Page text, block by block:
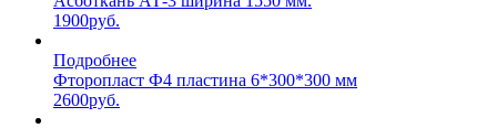
1900руб.
Подробнее
Фторопласт Ф4 пластина 6*300*300 мм
2600руб.